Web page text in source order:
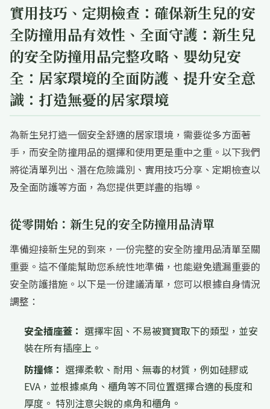
實用技巧、定期檢查：確保新生兒的安
全防撞用品有效性、全面守護：新生兒
的安全防撞用品完整攻略、嬰幼兒安
全：居家環境的全面防護、提升安全意
識：打造無憂的居家環境
為新生兒打造一個安全舒適的居家環境，需要從多方面著
手，而安全防撞用品的選擇和使用更是重中之重。以下我們
將從清單列出、潛在危險識別、實用技巧分享、定期檢查以
及全面防護等方面，為您提供更詳盡的指導。
從零開始：新生兒的安全防撞用品清單
準備迎接新生兒的到來，一份完整的安全防撞用品清單至關
重要。這不僅能幫助您系統性地準備，也能避免遺漏重要的
安全防護措施。以下是一份建議清單，您可以根據自身情況
調整：
安全插座蓋： 選擇牢固、不易被寶寶取下的類型，並安
裝在所有插座上。
防撞條： 選擇柔軟、耐用、無毒的材質，例如硅膠或
EVA，並根據桌角、櫃角等不同位置選擇合適的長度和
厚度。 特別注意尖銳的桌角和櫃角。